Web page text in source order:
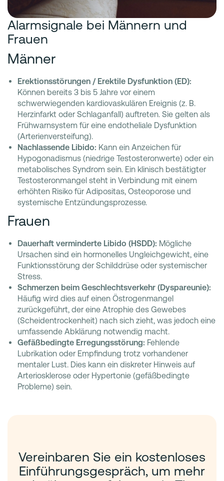
Alarmsignale bei Männern und
Frauen
Männer
Erektionsstörungen / Erektile Dysfunktion (ED):
Können bereits 3 bis 5 Jahre vor einem
schwerwiegenden kardiovaskulären Ereignis (z. B.
Herzinfarkt oder Schlaganfall) auftreten. Sie gelten als
Frühwarnsystem für eine endotheliale Dysfunktion
(Arterienversteifung).
Nachlassende Libido: Kann ein Anzeichen für
Hypogonadismus (niedrige Testosteronwerte) oder ein
metabolisches Syndrom sein. Ein klinisch bestätigter
Testosteronmangel steht in Verbindung mit einem
erhöhten Risiko für Adipositas, Osteoporose und
systemische Entzündungsprozesse.
Frauen
Dauerhaft verminderte Libido (HSDD): Mögliche
Ursachen sind ein hormonelles Ungleichgewicht, eine
Funktionsstörung der Schilddrüse oder systemischer
Stress.
Schmerzen beim Geschlechtsverkehr (Dyspareunie):
Häufig wird dies auf einen Östrogenmangel
zurückgeführt, der eine Atrophie des Gewebes
(Scheidentrockenheit) nach sich zieht, was jedoch eine
umfassende Abklärung notwendig macht.
Gefäßbedingte Erregungsstörung: Fehlende
Lubrikation oder Empfindung trotz vorhandener
mentaler Lust. Dies kann ein diskreter Hinweis auf
Arteriosklerose oder Hypertonie (gefäßbedingte
Probleme) sein.
Vereinbaren Sie ein kostenloses
Einführungsgespräch, um mehr